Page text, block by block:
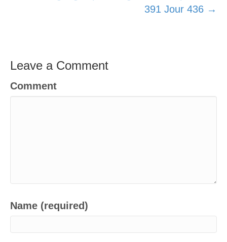
391 Jour 436 →
Leave a Comment
Comment
Name (required)